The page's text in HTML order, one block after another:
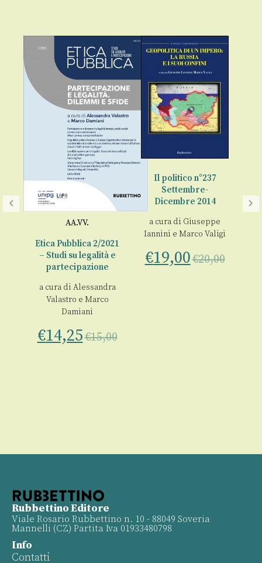
AA.VV.
Etica Pubblica 2/2021
– Studi su legalità e
partecipazione
a cura di Alessandra
Valastro e Marco
Damiani
€14,25€15,00
Il politico n°237
Settembre-
Dicembre 2014
a cura di Giuseppe
Iannini e Marco Valigi
€19,00€20,00
Rubbettino Editore
Viale Rosario Rubbettino n. 10 - 88049 Soveria
Mannelli (CZ) Partita Iva 01933480798
Info
Contatti